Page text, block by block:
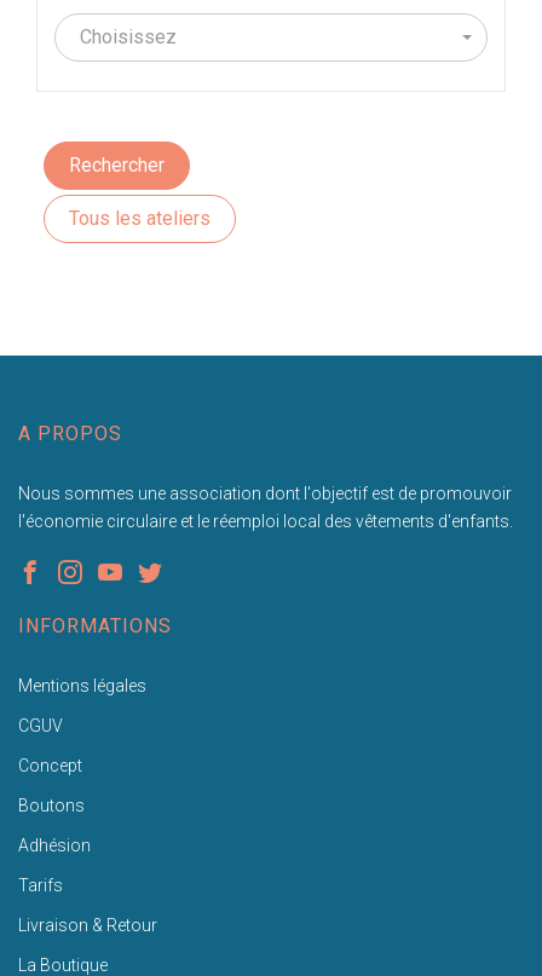
Choisissez
Rechercher
Tous les ateliers
A PROPOS
Nous sommes une association dont l'objectif est de promouvoir
l'économie circulaire et le réemploi local des vêtements d'enfants.
INFORMATIONS
Mentions légales
CGUV
Concept
Boutons
Adhésion
Tarifs
Livraison & Retour
La Boutique